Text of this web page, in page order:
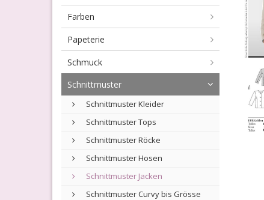
Farben
Papeterie
Schmuck
Schnittmuster
Schnittmuster Kleider
Schnittmuster Tops
Schnittmuster Röcke
Schnittmuster Hosen
Schnittmuster Jacken
Schnittmuster Curvy bis Grösse